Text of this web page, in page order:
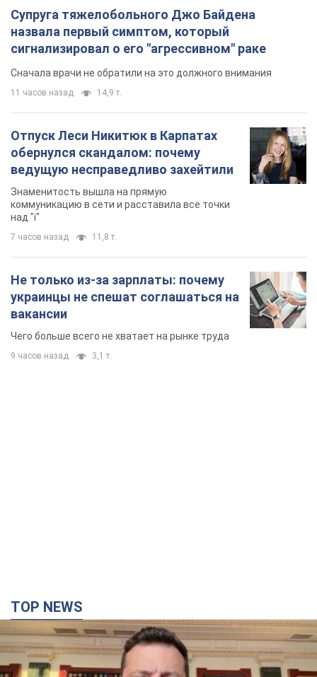
Супруга тяжелобольного Джо Байдена
назвала первый симптом, который
сигнализировал о его "агрессивном" раке
Сначала врачи не обратили на это должного внимания
11 часов назад 14,9 т.
Отпуск Леси Никитюк в Карпатах
обернулся скандалом: почему
ведущую несправедливо захейтили
Знаменитость вышла на прямую
коммуникацию в сети и расставила все точки
над "i"
7 часов назад 11,8 т.
Не только из-за зарплаты: почему
украинцы не спешат соглашаться на
вакансии
Чего больше всего не хватает на рынке труда
9 часов назад 3,1 т.
TOP NEWS